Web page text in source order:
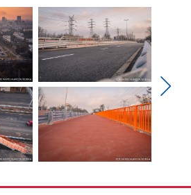
Pokaż
zdjęcie
2
galerii.
zdjęcie